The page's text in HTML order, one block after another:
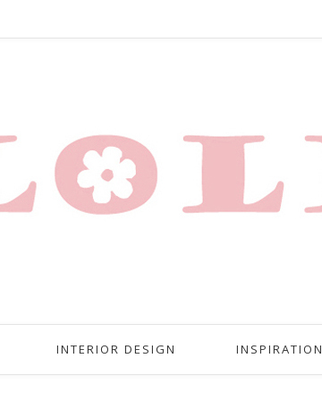
INTERIOR DESIGN INSPIRATION